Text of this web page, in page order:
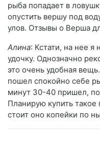
рыба попадает в
опустить вершу под
улов. Отзывы о Верша
Алина: Кстати, на нее
удочку. Однозначно
это очень удобная
пошел спокойно себе
минут 30-40 пришел,
Планирую купить такое
стоит оно копейки по